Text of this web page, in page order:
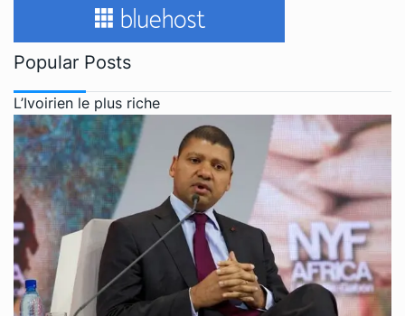
Popular Posts
L’Ivoirien le plus riche